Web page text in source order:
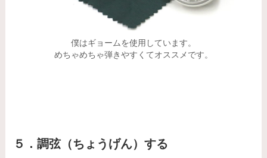
僕はギョームを使用しています。
めちゃめちゃ弾きやすくてオススメです。
５．調弦（ちょうげん）する